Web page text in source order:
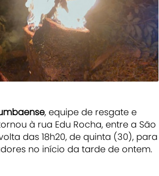
, equipe de resgate e
à rua Edu Rocha, entre a São
das 18h20, de quinta (30), para
no início da tarde de ontem.